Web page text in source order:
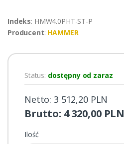
Indeks: HMW4.0PHT-ST-P
Producent: HAMMER
Status: dostępny od zaraz
Netto: 3 512,20 PLN
Brutto: 4 320,00 PLN
Ilość